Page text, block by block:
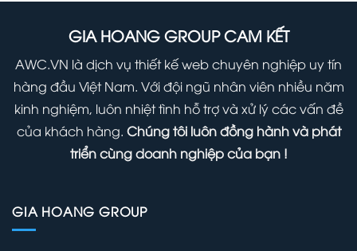
GIA HOANG GROUP CAM KẾT
AWC.VN là dịch vụ thiết kế web chuyên nghiệp uy tín
hàng đầu Việt Nam. Với đội ngũ nhân viên nhiều năm
kinh nghiệm, luôn nhiệt tình hỗ trợ và xử lý các vấn đề
của khách hàng. Chúng tôi luôn đồng hành và phát
triển cùng doanh nghiệp của bạn !
GIA HOANG GROUP